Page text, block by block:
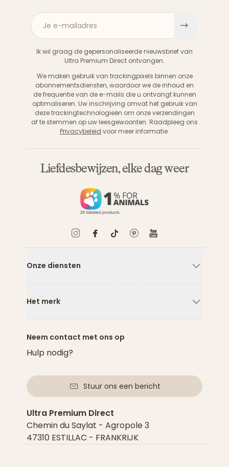
Je e-mailadres
Ik wil graag de gepersonaliseerde nieuwsbrief van
Ultra Premium Direct ontvangen.
We maken gebruik van trackingpixels binnen onze
abonnementsdiensten, waardoor we de inhoud en
de frequentie van de e-mails die u ontvangt kunnen
optimaliseren. Uw inschrijving omvat het gebruik van
deze trackingtechnologieën om onze verzendingen
af te stemmen op uw leesgewoonten. Raadpleeg ons
Privacybeleid voor meer informatie.
Liefdesbewijzen, elke dag weer
Onze diensten
Het merk
Neem contact met ons op
Hulp nodig?
Stuur ons een bericht
Ultra Premium Direct
Chemin du Saylat - Agropole 3
47310 ESTILLAC - FRANKRIJK